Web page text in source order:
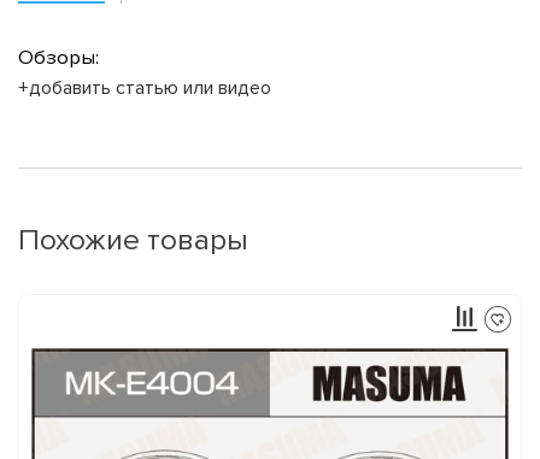
Обзоры:
+добавить статью или видео
Похожие товары